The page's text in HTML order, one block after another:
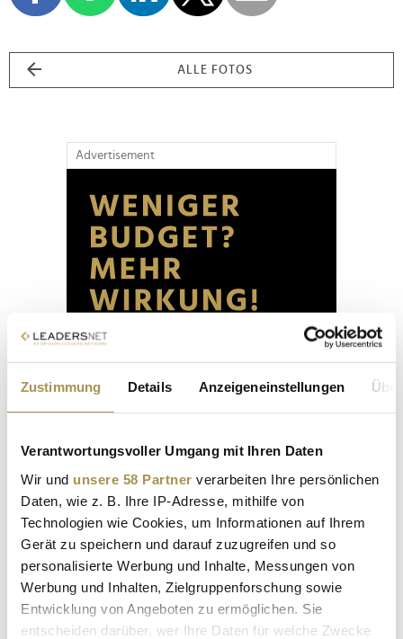
Zustimmung Details Anzeigeneinstellungen
Verantwortungsvoller Umgang mit Ihren Daten
Wir und unsere 58 Partner verarbeiten Ihre persönlichen
Daten, wie z. B. Ihre IP-Adresse, mithilfe von
Technologien wie Cookies, um Informationen auf Ihrem
Gerät zu speichern und darauf zuzugreifen und so
personalisierte Werbung und Inhalte, Messungen von
Werbung und Inhalten, Zielgruppenforschung sowie
Entwicklung von Angeboten zu ermöglichen. Sie
entscheiden darüber, wer Ihre Daten für welche Zwecke
ALLE FOTOS
Advertisement